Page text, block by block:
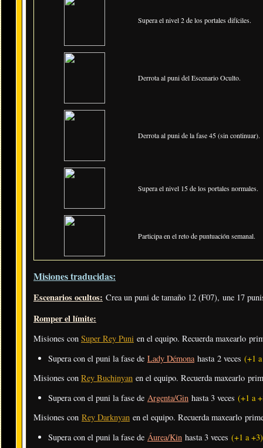
Supera el nivel 2 de los portales difíciles.
Derrota al puni del Escenario Oculto.
Derrota al puni de la fase 45 (sin continuar).
Supera el nivel 15 de los portales normales.
Participa en el reto de puntuación semanal.
Misiones traducidas:
Escenarios ocultos: Crea un puni de tamaño 12 (F07), une 17
Romper el límite:
Misiones con Super Rey Puni en el equipo. Recuerda maxearlo
Supera con el puni la fase de Lady Démona hasta 2 veces (+1
Misiones con Rey Buchinyan en el equipo. Recuerda maxearlo
Supera con el puni la fase de Argenta/Gin hasta 3 veces (+1 a
Misiones con Rey Darknyan en el equipo. Recuerda maxearlo
Supera con el puni la fase de Áurea/Kin hasta 3 veces (+1 a +3)